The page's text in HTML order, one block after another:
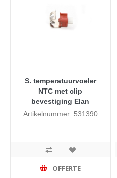
S. temperatuurvoeler
NTC met clip
bevestiging Elan
Artikelnummer: 531390
OFFERTE